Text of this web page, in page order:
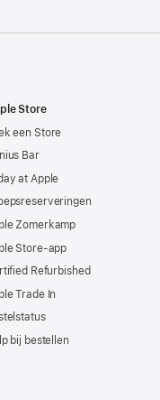
Store
een Store
Bar
at Apple
Zomerkamp
Store-app
Refurbished
Trade In
bij bestellen